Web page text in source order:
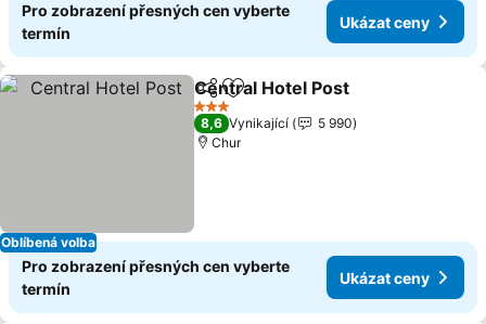
Pro zobrazení přesných cen vyberte
termín
Ukázat ceny
Oblíbená volba
SdíletPřidat na seznam oblíbených
Central Hotel Post
3 Počet hvězdiček
8,6 Vynikající
5 990
Chur
Pro zobrazení přesných cen vyberte
termín
Ukázat ceny